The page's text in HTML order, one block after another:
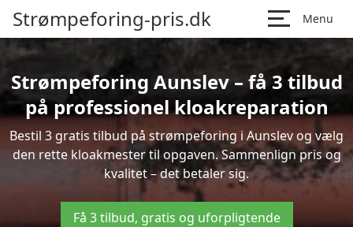
Strømpeforing-pris.dk Menu
Strømpeforing Aunslev – få 3 tilbud
på professionel kloakreparation
Bestil 3 gratis tilbud på strømpeforing i Aunslev og vælg
den rette kloakmester til opgaven. Sammenlign pris og
kvalitet – det betaler sig.
Få 3 tilbud, gratis og uforpligtende